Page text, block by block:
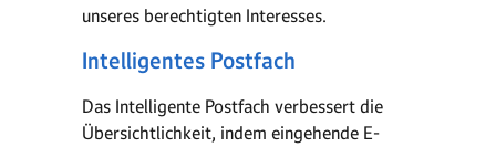
unseres berechtigten Interesses.
Intelligentes Postfach
Das Intelligente Postfach verbessert die
Übersichtlichkeit, indem eingehende E-